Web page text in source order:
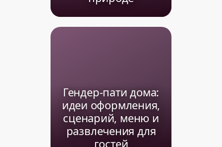
Гендер-пати дома:
идеи оформления,
сценарий, меню и
развлечения для
гостей